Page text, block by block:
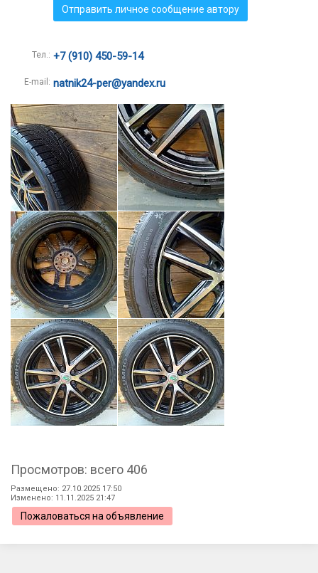
Отправить личное сообщение автору
Тел.: +7 (910) 450-59-14
E-mail: natnik24-per@yandex.ru
Просмотров: всего 406
Размещено: 27.10.2025 17:50
Изменено: 11.11.2025 21:47
Пожаловаться на объявление